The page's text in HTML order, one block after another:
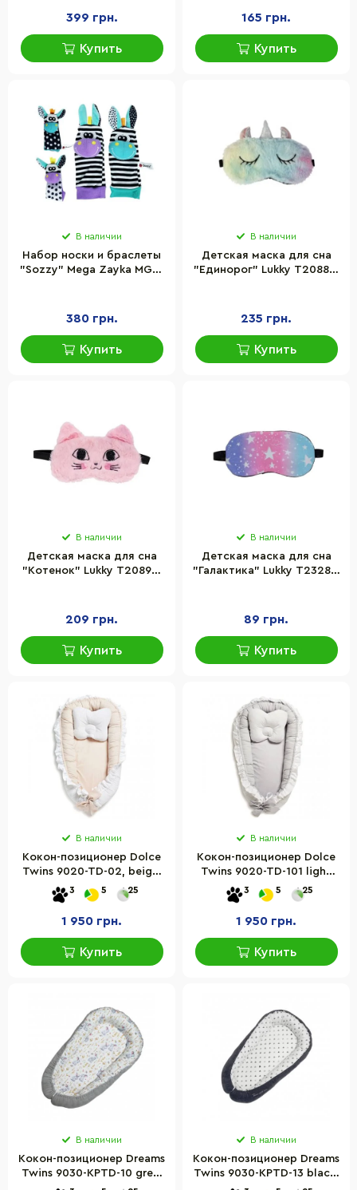
399 грн.
Купить
165 грн.
Купить
В наличии
Набор носки и браслеты
"Sozzy" Mega Zayka MGZ-
380 грн.
Купить
В наличии
Детская маска для сна
"Единорог" Lukky T20888,
235 грн.
Купить
В наличии
Детская маска для сна
"Котенок" Lukky T20890,
209 грн.
Купить
В наличии
Детская маска для сна
"Галактика" Lukky T23289,
89 грн.
Купить
В наличии
Кокон-позиционер Dolce
Twins 9020-TD-02, beige,
бежевый
3 5 25
1 950 грн.
Купить
В наличии
Кокон-позиционер Dolce
Twins 9020-TD-101 light
grey, светло серый
3 5 25
1 950 грн.
Купить
В наличии
Кокон-позиционер Dreams
Twins 9030-KPTD-10 grey,
светло серый
В наличии
Кокон-позиционер Dreams
Twins 9030-KPTD-13 black,
черный